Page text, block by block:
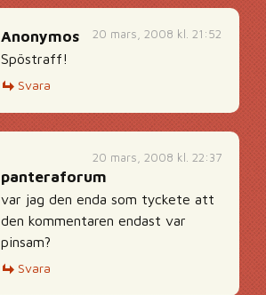
20 mars, 2008 kl. 21:52
Anonymos
Spöstraff!
Svara
20 mars, 2008 kl. 22:37
panteraforum
var jag den enda som tyckete att
den kommentaren endast var
pinsam?
Svara